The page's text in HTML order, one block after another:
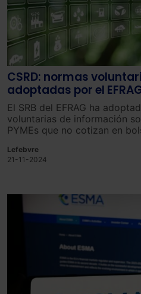
CSRD: normas
adoptadas por el
El SRB del EFRAG ha
voluntarias de información
PYMEs que no cotizan en
Lefebvre
21-11-2024